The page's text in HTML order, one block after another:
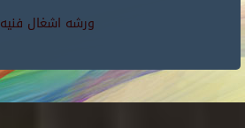
ورشه اشغال فنيه